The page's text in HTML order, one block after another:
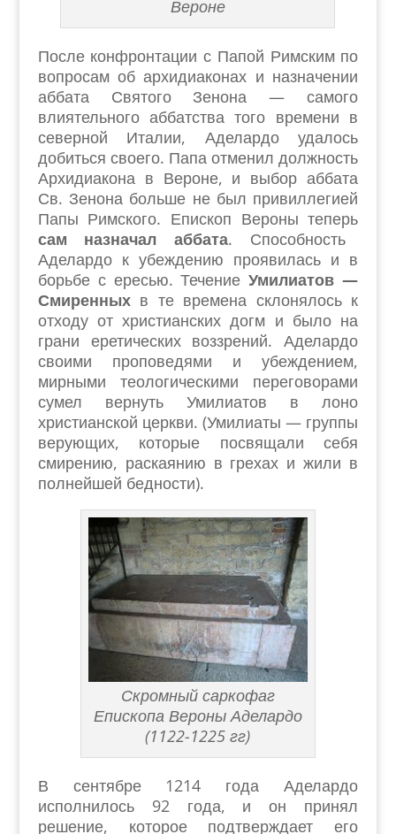
Вероне
После конфронтации с Папой Римским по
вопросам об архидиаконах и назначении
аббата Святого Зенона — самого
влиятельного аббатства того времени в
северной Италии, Аделардо удалось
добиться своего. Папа отменил должность
Архидиакона в Вероне, и выбор аббата
Св. Зенона больше не был привиллегией
Папы Римского. Епископ Вероны теперь
сам назначал аббата. Способность
Аделардо к убеждению проявилась и в
борьбе с ересью. Течение Умилиатов —
Смиренныхв те времена склонялось к
отходу от христианских догм и было на
грани еретических воззрений. Аделардо
своими проповедями и убеждением,
мирными теологическими переговорами
сумел вернуть Умилиатов в лоно
христианской церкви. (Умилиаты — группы
верующих, которые посвящали себя
смирению, раскаянию в грехах и жили в
полнейшей бедности).
Скромный саркофаг
Епископа Вероны Аделардо
(1122-1225 гг)
В сентябре 1214 года Аделардо
исполнилось 92 года, и он принял
решение, которое подтверждает его